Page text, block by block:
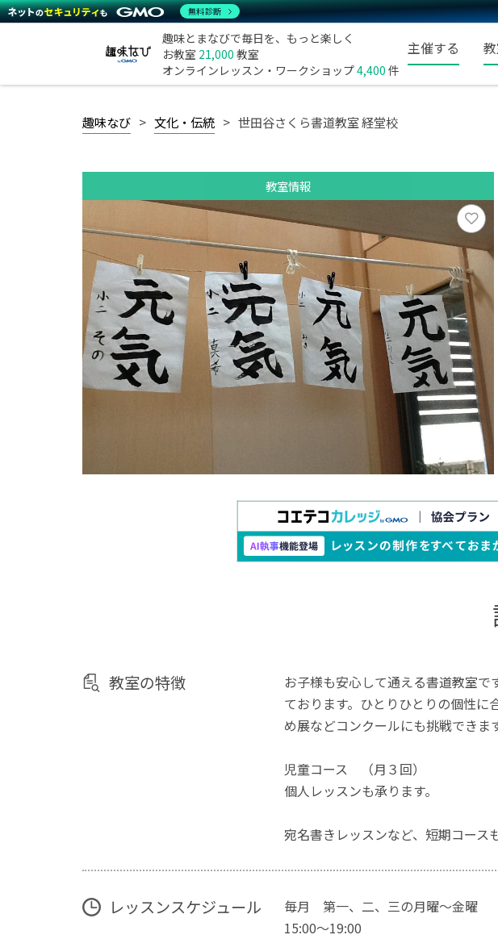
趣味とまなびで毎日を、もっと楽しく
お教室 21,000 教室
オンラインレッスン・ワークショップ4,400 件
主催する
趣味なび 文化・伝統 世田谷さくら書道教室 経堂校
教室情報
教室の特徴
お子様も安心して通える書道教室
ております。ひとりひとりの個性に
め展などコンクールにも挑戦できます
児童コース （月３回）
個人レッスンも承ります。
宛名書きレッスンなど、短期コース
レッスンスケジュール
毎月 第一、二、三の月曜～金曜
15:00〜19:00
無料診断